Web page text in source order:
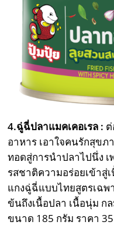
4.ฉู่ฉี่ปลาแมคเคอเรล :
อาหาร เอาใจคนรักสุข
ทอดสู่การนำปลาไปนึ่ง
รสชาติความอร่อยเข้าสู่
แกงฉู่ฉี่แบบไทยสูตรเฉพ
ข้นถึงเนื้อปลา เนื้อนุ่ม ก
ขนาด 185 กรัม ราคา